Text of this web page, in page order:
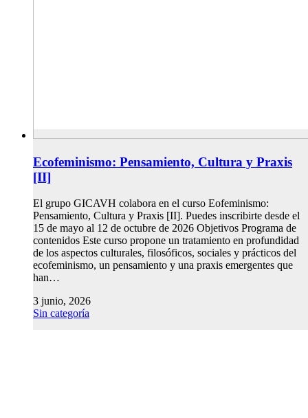
Ecofeminismo: Pensamiento, Cultura y Praxis
[II]
El grupo GICAVH colabora en el curso Eofeminismo:
Pensamiento, Cultura y Praxis [II]. Puedes inscribirte desde el
15 de mayo al 12 de octubre de 2026 Objetivos Programa de
contenidos Este curso propone un tratamiento en profundidad
de los aspectos culturales, filosóficos, sociales y prácticos del
ecofeminismo, un pensamiento y una praxis emergentes que
han…
3 junio, 2026
Sin categoría